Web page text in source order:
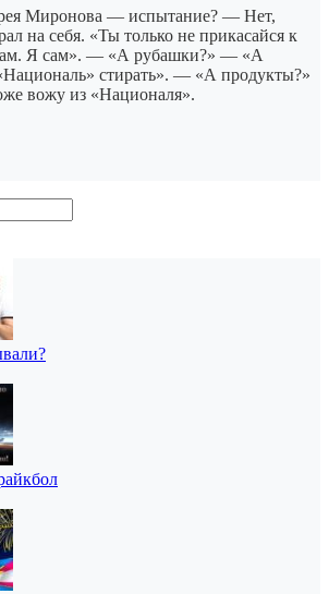
Миронова — испытание? — Нет,
на себя. «Ты только не прикасайся к
Я сам». — «А рубашки?» — «А
стирать». — «А продукты?»
вожу из «Националя».